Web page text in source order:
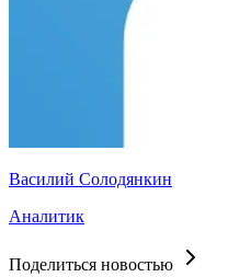
Василий Солодянкин
Аналитик
Поделиться новостью